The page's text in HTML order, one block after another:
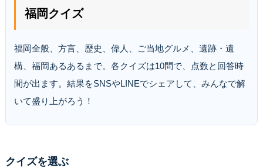
福岡クイズ
福岡全般、方言、歴史、偉人、ご当地グルメ、遺跡・遺
構、福岡あるあるまで。各クイズは10問で、点数と回答時
間が出ます。結果をSNSやLINEでシェアして、みんなで解
いて盛り上がろう！
クイズを選ぶ